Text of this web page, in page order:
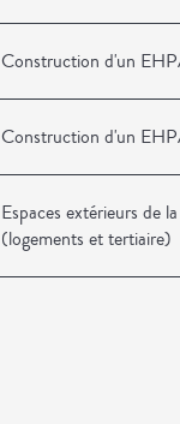
Construction d'un
Construction d'un
Espaces extérieurs de
(logements et tertiaire)